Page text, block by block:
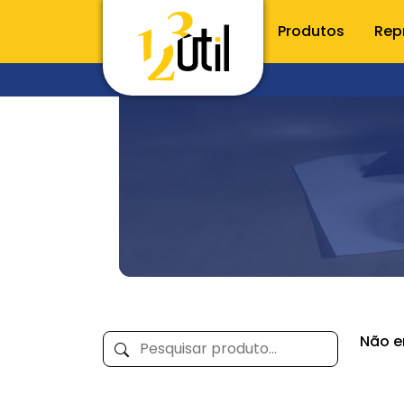
Produtos
Porta
Utensílios
Talheres
Cozinha
Não